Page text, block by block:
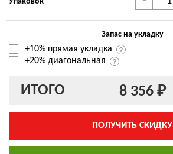
Запас на укладку
+10% прямая укладка
+20% диагональная
ИТОГО 8 356 ₽
ПОЛУЧИТЬ СКИДКУ